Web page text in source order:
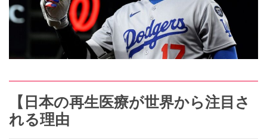
【日本の再生医療が世界から注目さ
れる理由